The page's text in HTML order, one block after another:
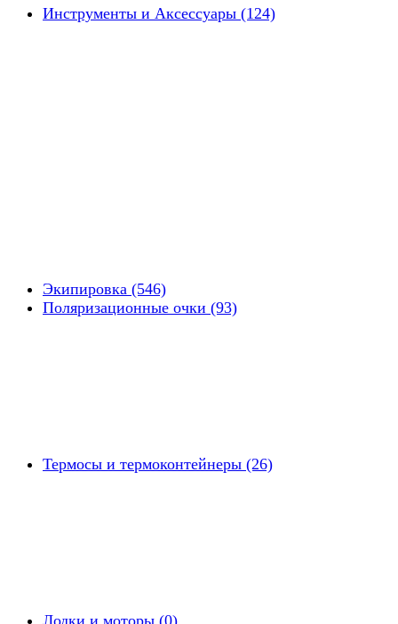
Инструменты и Аксессуары (124)
Экипировка (546)
Поляризационные очки (93)
Термосы и термоконтейнеры (26)
Лодки и моторы (0)